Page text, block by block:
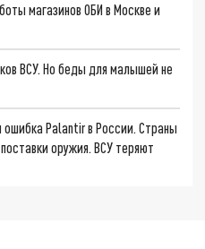
магазинов ОБИ в Москве и
ВСУ. Но беды для малышей не
Palantir в России. Страны
оружия. ВСУ теряют